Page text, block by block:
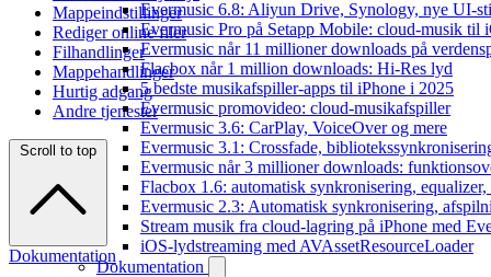
Evermusic 6.8: Aliyun Drive, Synology, nye UI-
Evermusic Pro på Setapp Mobile: cloud-musik til
Evermusic når 11 millioner downloads på
Flacbox når 1 million downloads: Hi-Res lyd
5 bedste musikafspiller-apps til iPhone i 2025
Evermusic promovideo: cloud-musikafspiller
Evermusic 3.6: CarPlay, VoiceOver og mere
Evermusic 3.1: Crossfade,
Evermusic når 3 millioner downloads:
Flacbox 1.6: automatisk synkronisering,
Evermusic 2.3: Automatisk synkronisering,
Stream musik fra cloud-lagring på iPhone med
iOS-lydstreaming med AVAssetResourceLoader
Dokumentation
Mappeindstillinger
Rediger online filer
Filhandlinger
Mappehandlinger
Hurtig adgang
Andre tjenester
Scroll to top
Dokumentation